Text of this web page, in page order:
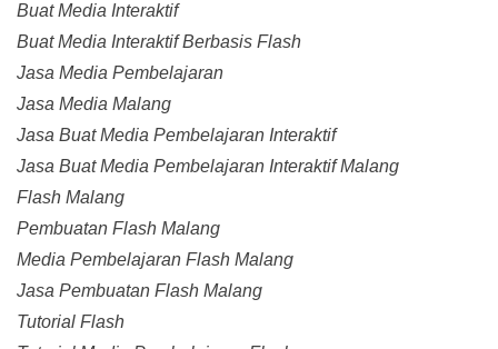
Buat Media Interaktif
Buat Media Interaktif Berbasis Flash
Jasa Media Pembelajaran
Jasa Media Malang
Jasa Buat Media Pembelajaran Interaktif
Jasa Buat Media Pembelajaran Interaktif Malang
Flash Malang
Pembuatan Flash Malang
Media Pembelajaran Flash Malang
Jasa Pembuatan Flash Malang
Tutorial Flash